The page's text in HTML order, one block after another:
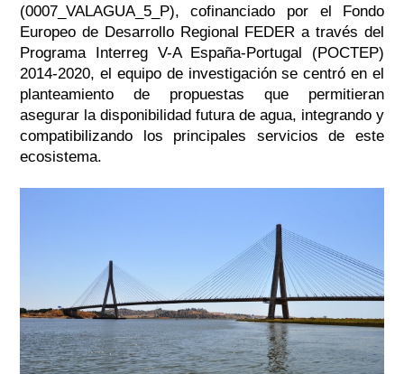
(0007_VALAGUA_5_P), cofinanciado por el Fondo
Europeo de Desarrollo Regional FEDER a través del
Programa Interreg V-A España-Portugal (POCTEP)
2014-2020, el equipo de investigación se centró en el
planteamiento de propuestas que permitieran
asegurar la disponibilidad futura de agua, integrando y
compatibilizando los principales servicios de este
ecosistema.